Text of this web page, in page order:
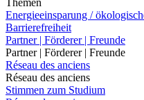
Themen
Energieeinsparung /
Barrierefreiheit
Partner | Förderer | Freunde
Partner | Förderer | Freunde
Réseau des anciens
Réseau des anciens
Stimmen zum Studium